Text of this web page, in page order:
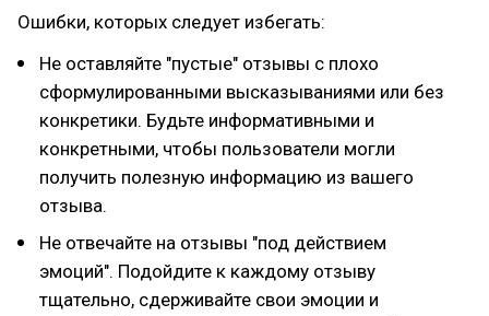
Ошибки, которых следует избегать:
Не оставляйте "пустые" отзывы с плохо
сформулированными высказываниями или без
конкретики. Будьте информативными и
конкретными, чтобы пользователи могли
получить полезную информацию из вашего
отзыва.
Не отвечайте на отзывы "под действием
эмоций". Подойдите к каждому отзыву
тщательно, сдерживайте свои эмоции и